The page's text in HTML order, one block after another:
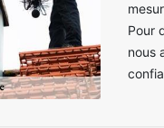
Pour
nous